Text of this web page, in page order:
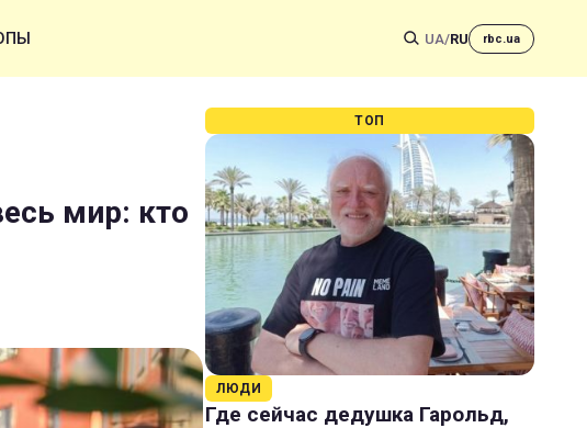
UA/RU rbc.ua
мир: кто
ТОП
ЛЮДИ
Где сейчас дедушка Гарольд,